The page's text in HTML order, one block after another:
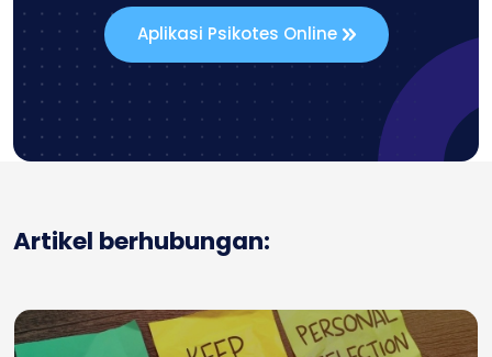
Aplikasi Psikotes Online
Artikel berhubungan: